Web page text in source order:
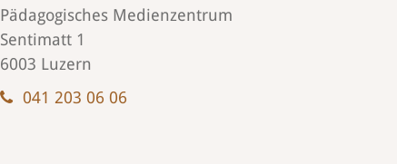
Pädagogisches Medienzentrum
Sentimatt 1
6003 Luzern
041 203 06 06